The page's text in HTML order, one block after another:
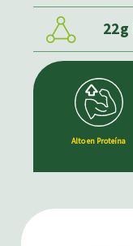
22g
Alto en Proteína